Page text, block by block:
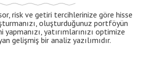
risk ve getiri tercihlerinize göre hisse
oluşturduğunuz portföyün
yatırımlarınızı optimize
gelişmiş bir analiz yazılımıdır.